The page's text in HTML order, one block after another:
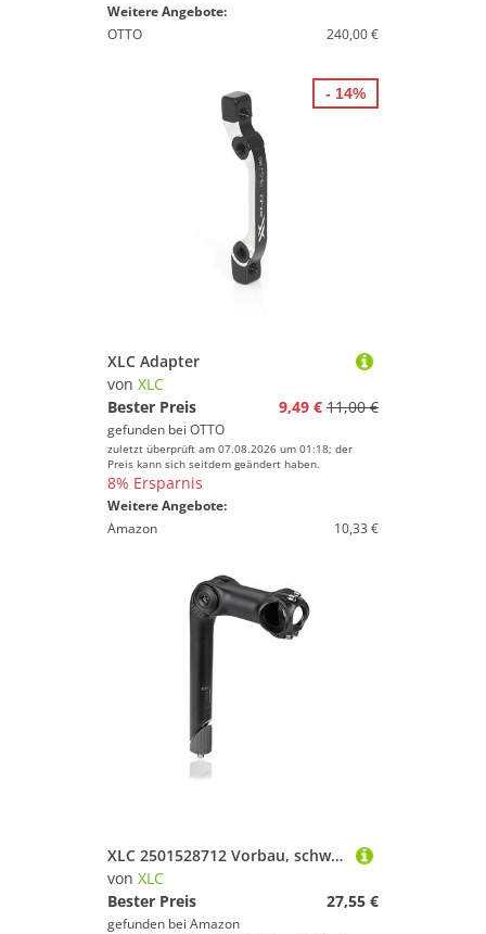
Weitere Angebote:
OTTO
240,00 €
XLC Adapter
von XLC
Bester Preis
9,49 € 11,00 €
gefunden bei OTTO
zuletzt überprüft am 07.08.2026 um 01:18; der
Preis kann sich seitdem geändert haben.
8% Ersparnis
Weitere Angebote:
Amazon
10,33 €
- 14%
XLC 2501528712 Vorbau, schwarz, 10 x 3.1 x 3.1 cm
von XLC
Bester Preis
27,55 €
gefunden bei Amazon